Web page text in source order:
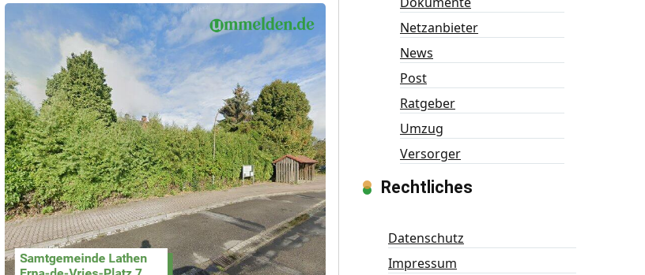
Netzanbieter
News
Post
Ratgeber
Umzug
Versorger
Rechtliches
Datenschutz
Impressum